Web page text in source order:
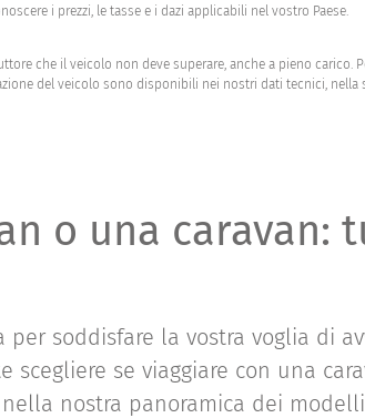
i prezzi, le tasse e i dazi applicabili nel vostro Paese.
che il veicolo non deve superare, anche a pieno
del veicolo sono disponibili nei nostri dati tecnici, nella
o una caravan:
soddisfare la vostra voglia di
scegliere se viaggiare con una
nostra panoramica dei